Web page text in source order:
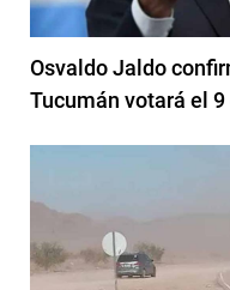
Osvaldo Jaldo
Tucumán votará el